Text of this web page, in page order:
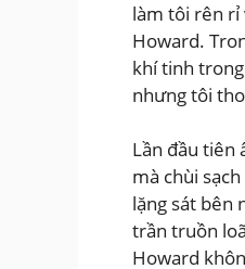
làm tôi rên rỉ
Howard.
khí tinh
nhưng tôi
Lần đầu tiên
mà chùi
lặng sát bên
trần truồn
Howard